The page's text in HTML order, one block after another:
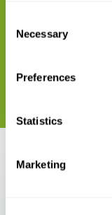
Selection
Necessary
Preferences
Statistics
Marketing